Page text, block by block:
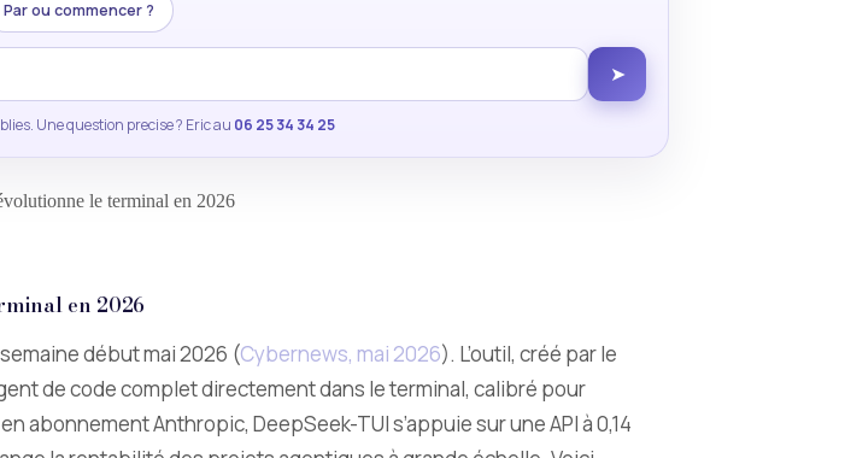
Par ou commencer ?
➤
Une question precise ? Eric au 06 25 34 34 25
le terminal en 2026
en 2026
début mai 2026 (Cybernews, mai 2026). L’outil, créé par le
de code complet directement dans le terminal, calibré pour
abonnement Anthropic, DeepSeek-TUI s’appuie sur une API à 0,14